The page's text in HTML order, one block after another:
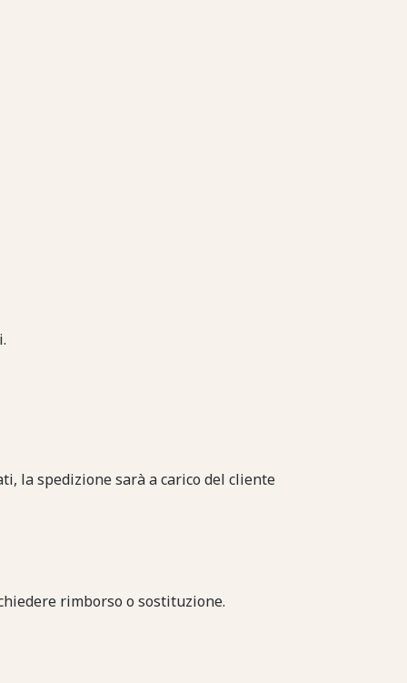
la spedizione sarà a carico del cliente
rimborso o sostituzione.